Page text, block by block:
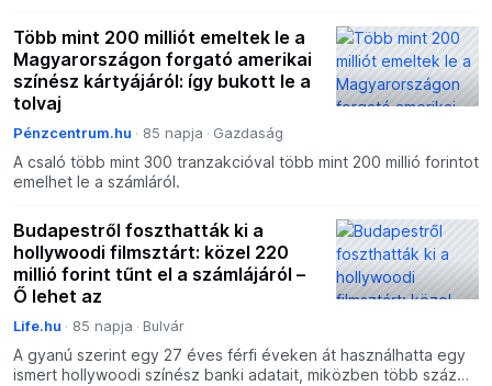
Több mint 200 milliót emeltek le a
Magyarországon forgató amerikai
színész kártyájáról: így bukott le a
tolvaj
Pénzcentrum.hu 85 napja Gazdaság
A csaló több mint 300 tranzakcióval több mint 200 millió forintot
emelhet le a számláról.
Budapestről foszthatták ki a
hollywoodi filmsztárt: közel 220
millió forint tűnt el a számlájáról –
Ő lehet az
Life.hu 85 napja Bulvár
A gyanú szerint egy 27 éves férfi éveken át használhatta egy
ismert hollywoodi színész banki adatait, miközben több száz